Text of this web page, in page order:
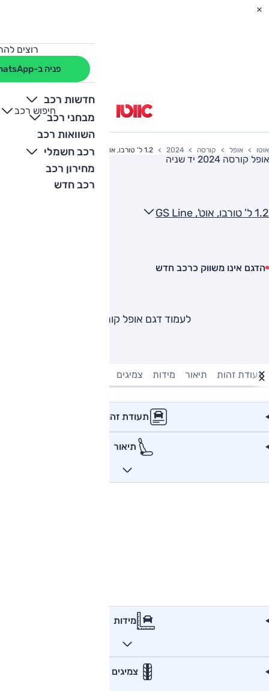
רוצים
פניה ב-WhatsApp
חדשות רכב
מבחני רכב
השוואות רכב
רכב חשמלי
מחירון רכב
רכב חדש
חיפוש רכב
+
-
אוטו אופל קורסה 2024 1.2 ל' טורבו, אוט', GS Line
אופל קורסה 2024 יד שניה
1.2 ל' טורבו, אוט', GS Line
הדגם אינו משווק כרכב חדש
לעמוד דגם אופל קורסה
תעודת זהות תיאור מידות צמיגים
תעודת זהות
תיאור
מידות
צמיגים